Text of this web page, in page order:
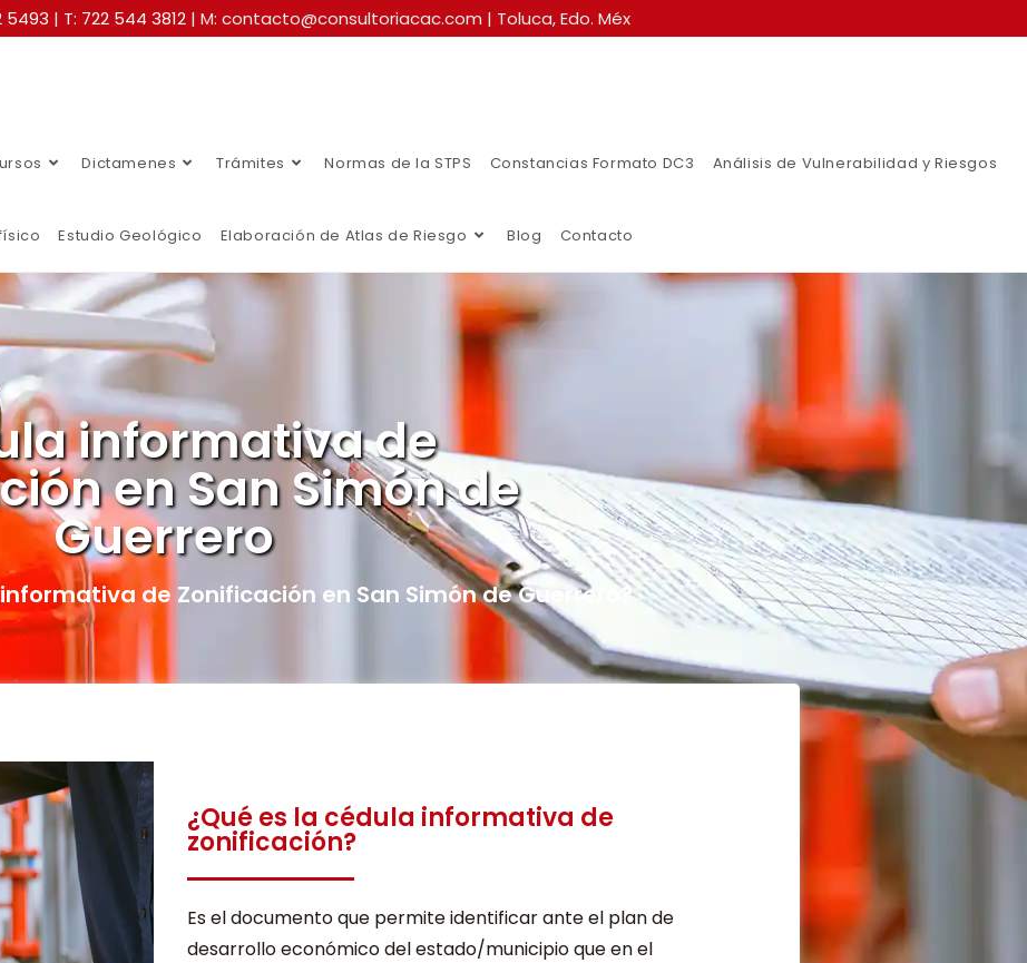
5493 | T: 722 544 3812 | M: contacto@consultoriacac.com | Toluca, Edo. Méx
Dictamenes Trámites Normas de la STPS Constancias Formato DC3 Análisis de Vulnerabilidad y Riesgos
Estudio Geológico Elaboración de Atlas de Riesgo Blog Contacto
informativa de
en San Simón de
Guerrero
de Zonificación en San Simón de Guerrero?
¿Qué es la cédula informativa de
zonificación?
Es el documento que permite identificar ante el plan de
desarrollo económico del estado/municipio que en el